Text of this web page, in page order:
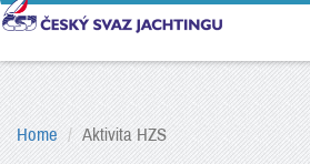
Home Aktivita HZS